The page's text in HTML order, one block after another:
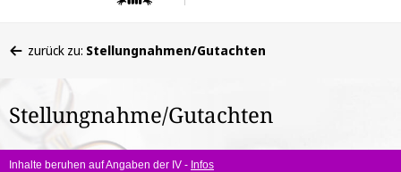
befinden
hier:
zurück zu: Stellungnahmen/Gutachten
Stellungnahme/Gutachten
Inhalte beruhen auf Angaben der IV - Infos